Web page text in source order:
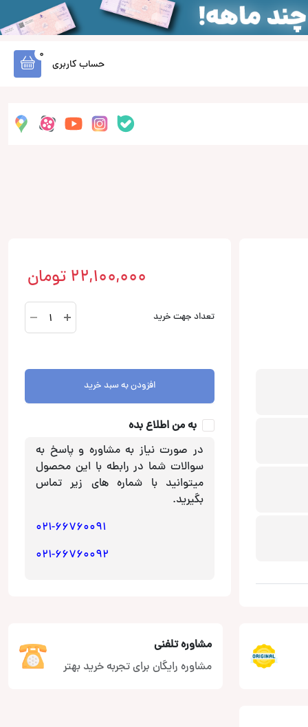
حساب کاربری
0
22,100,000 تومان
تعداد جهت خرید
DLS
OA12D
اس
افزودن به سبد خرید
به من اطلاع بده
در صورت نیاز به مشاوره و پاسخ به
سوالات شما در رابطه با این محصول
میتوانید با شماره های زیر تماس
بگیرید.
021-66760091
021-66760092
مشاوره تلفنی
مشاوره رایگان برای تجربه خرید بهتر